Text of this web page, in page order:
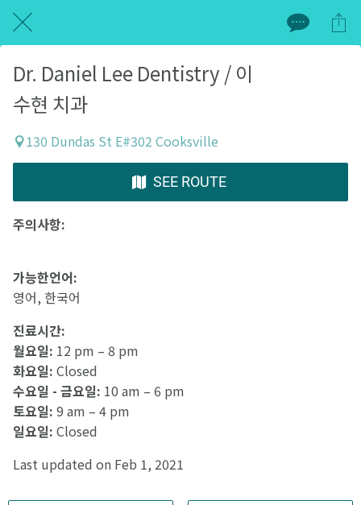
Dr. Daniel Lee Dentistry / 이
수현 치과
130 Dundas St E#302 Cooksville
SEE ROUTE
주의사항:
가능한언어:
영어, 한국어
진료시간:
월요일: 12 pm – 8 pm
화요일: Closed
수요일 - 금요일: 10 am – 6 pm
토요일: 9 am – 4 pm
일요일: Closed
Last updated on Feb 1, 2021